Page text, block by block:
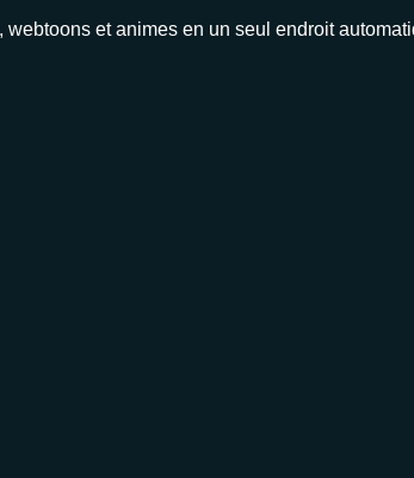
et animes en un seul endroit